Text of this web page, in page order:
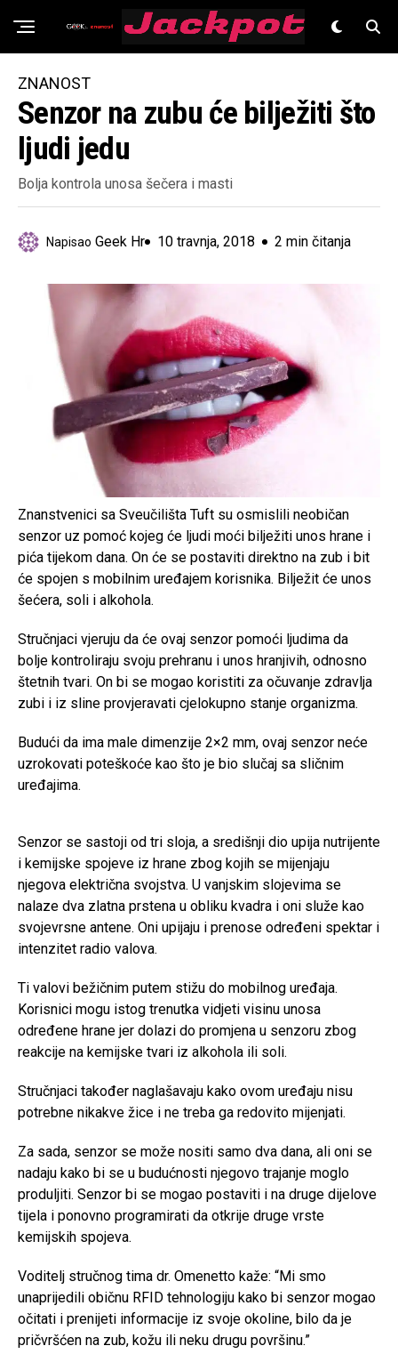
Znanost
ZNANOST
Senzor na zubu će bilježiti što
ljudi jedu
Bolja kontrola unosa šečera i masti
Napisao Geek Hr 10 travnja, 2018 2 min čitanja
Znanstvenici sa Sveučilišta Tuft su osmislili neobičan
senzor uz pomoć kojeg će ljudi moći bilježiti unos hrane i
pića tijekom dana. On će se postaviti direktno na zub i bit
će spojen s mobilnim uređajem korisnika. Bilježit će unos
šećera, soli i alkohola.
Stručnjaci vjeruju da će ovaj senzor pomoći ljudima da
bolje kontroliraju svoju prehranu i unos hranjivih, odnosno
štetnih tvari. On bi se mogao koristiti za očuvanje zdravlja
zubi i iz sline provjeravati cjelokupno stanje organizma.
Budući da ima male dimenzije 2×2 mm, ovaj senzor neće
uzrokovati poteškoće kao što je bio slučaj sa sličnim
uređajima.
Senzor se sastoji od tri sloja, a središnji dio upija nutrijente
i kemijske spojeve iz hrane zbog kojih se mijenjaju
njegova električna svojstva. U vanjskim slojevima se
nalaze dva zlatna prstena u obliku kvadra i oni služe kao
svojevrsne antene. Oni upijaju i prenose određeni spektar i
intenzitet radio valova.
Ti valovi bežičnim putem stižu do mobilnog uređaja.
Korisnici mogu istog trenutka vidjeti visinu unosa
određene hrane jer dolazi do promjena u senzoru zbog
reakcije na kemijske tvari iz alkohola ili soli.
Stručnjaci također naglašavaju kako ovom uređaju nisu
potrebne nikakve žice i ne treba ga redovito mijenjati.
Za sada, senzor se može nositi samo dva dana, ali oni se
nadaju kako bi se u budućnosti njegovo trajanje moglo
produljiti. Senzor bi se mogao postaviti i na druge dijelove
tijela i ponovno programirati da otkrije druge vrste
kemijskih spojeva.
Voditelj stručnog tima dr. Omenetto kaže: “Mi smo
unaprijedili običnu RFID tehnologiju kako bi senzor mogao
očitati i prenijeti informacije iz svoje okoline, bilo da je
pričvršćen na zub, kožu ili neku drugu površinu.”